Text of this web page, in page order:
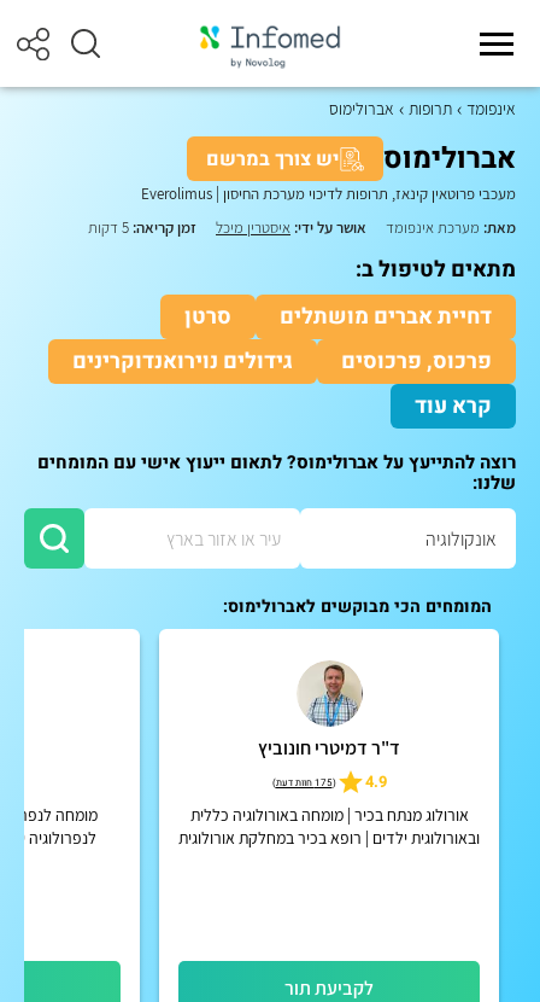
אינפומד תרופות אברולימוס
אברולימוס יש צורך במרשם
מעכבי פרוטאין קינאז, תרופות לדיכוי מערכת החיסון Everolimus
מאת: מערכת אינפומד אושר על ידי: איסטרין מיכל זמן קריאה:
מתאים לטיפול ב:
דחיית אברים מושתלים
סרטן
פרכוס, פרכוסים
גידולים נוירואנדוקרינים
קרא עוד
רוצה להתייעץ על אברולימוס? לתאום ייעוץ אישי עם המומחים
שלנו:
המומחים הכי מבוקשים לאברולימוס:
ד"ר דמיטרי חונוביץ
4.9
(175 חוות דעת )
אורולוג מנתח בכיר | מומחה באורולוגיה כללית
ובאורולוגית ילדים | רופא בכיר במחלקת אורולוגית
לקביעת תור
מומחה
לנפרולוגיה